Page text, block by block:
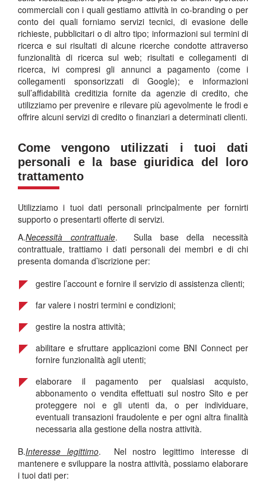
commerciali con i quali gestiamo attività in co-branding o per
conto dei quali forniamo servizi tecnici, di evasione delle
richieste, pubblicitari o di altro tipo; informazioni sui termini di
ricerca e sui risultati di alcune ricerche condotte attraverso
funzionalità di ricerca sul web; risultati e collegamenti di
ricerca, ivi compresi gli annunci a pagamento (come i
collegamenti sponsorizzati di Google); e informazioni
sull’affidabilità creditizia fornite da agenzie di credito, che
utilizziamo per prevenire e rilevare più agevolmente le frodi e
offrire alcuni servizi di credito o finanziari a determinati clienti.
Come vengono utilizzati i tuoi dati
personali e la base giuridica del loro
trattamento
Utilizziamo i tuoi dati personali principalmente per fornirti
supporto o presentarti offerte di servizi.
A.Necessità contrattuale. Sulla base della necessità
contrattuale, trattiamo i dati personali dei membri e di chi
presenta domanda d’iscrizione per:
gestire l’account e fornire il servizio di assistenza clienti;
far valere i nostri termini e condizioni;
gestire la nostra attività;
abilitare e sfruttare applicazioni come BNI Connect per
fornire funzionalità agli utenti;
elaborare il pagamento per qualsiasi acquisto,
abbonamento o vendita effettuati sul nostro Sito e per
proteggere noi e gli utenti da, o per individuare,
eventuali transazioni fraudolente e per ogni altra finalità
necessaria alla gestione della nostra attività.
B.Interesse legittimo. Nel nostro legittimo interesse di
mantenere e sviluppare la nostra attività, possiamo elaborare
i tuoi dati per: